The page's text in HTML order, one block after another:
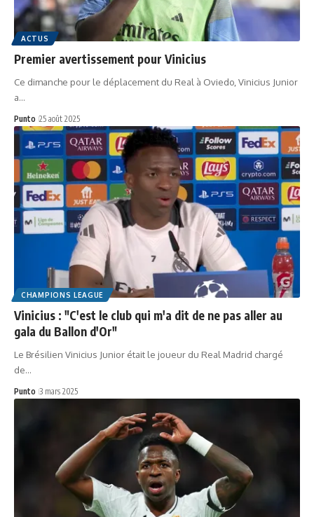
ACTUS
Premier avertissement pour Vinicius
Ce dimanche pour le déplacement du Real à Oviedo, Vinicius Junior
a…
Punto 25 août 2025
CHAMPIONS LEAGUE
Vinicius : "C'est le club qui m'a dit de ne pas aller au
gala du Ballon d'Or"
Le Brésilien Vinicius Junior était le joueur du Real Madrid chargé
de…
Punto 3 mars 2025